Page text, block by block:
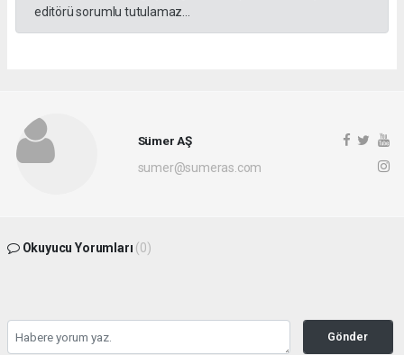
editörü sorumlu tutulamaz...
Sümer AŞ
sumer@sumeras.com
Okuyucu Yorumları (0)
Gönder